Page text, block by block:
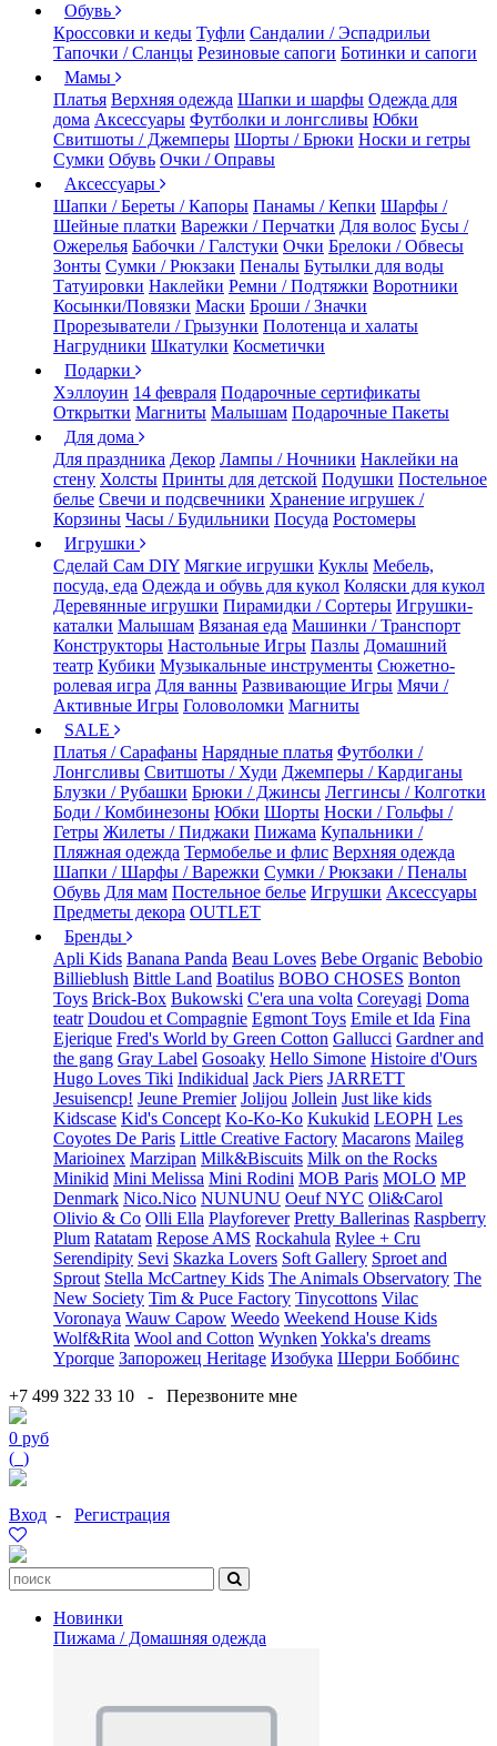
Обувь
Кроссовки и кеды Туфли Сандалии / Эспадрильи
Тапочки / Сланцы Резиновые сапоги Ботинки и сапоги
Мамы
Платья Верхняя одежда Шапки и шарфы Одежда для
дома Аксессуары Футболки и лонгсливы Юбки
Свитшоты / Джемперы Шорты / Брюки Носки и гетры
Сумки Обувь Очки / Оправы
Аксессуары
Шапки / Береты / Капоры Панамы / Кепки Шарфы /
Шейные платки Варежки / Перчатки Для волос Бусы /
Ожерелья Бабочки / Галстуки Очки Брелоки / Обвесы
Зонты Сумки / Рюкзаки Пеналы Бутылки для воды
Татуировки Наклейки Ремни / Подтяжки Воротники
Косынки/Повязки Маски Броши / Значки
Прорезыватели / Грызунки Полотенца и халаты
Нагрудники Шкатулки Косметички
Подарки
Хэллоуин 14 февраля Подарочные сертификаты
Открытки Магниты Малышам Подарочные Пакеты
Для дома
Для праздника Декор Лампы / Ночники Наклейки на
стену Холсты Принты для детской Подушки Постельное
белье Свечи и подсвечники Хранение игрушек /
Корзины Часы / Будильники Посуда Ростомеры
Игрушки
Сделай Сам DIY Мягкие игрушки Куклы Мебель,
посуда, еда Одежда и обувь для кукол Коляски для кукол
Деревянные игрушки Пирамидки / Сортеры Игрушки-
каталки Малышам Вязаная еда Машинки / Транспорт
Конструкторы Настольные Игры Пазлы Домашний
театр Кубики Музыкальные инструменты Сюжетно-
ролевая игра Для ванны Развивающие Игры Мячи /
Активные Игры Головоломки Магниты
SALE
Платья / Сарафаны Нарядные платья Футболки /
Лонгсливы Свитшоты / Худи Джемперы / Кардиганы
Блузки / Рубашки Брюки / Джинсы Леггинсы / Колготки
Боди / Комбинезоны Юбки Шорты Носки / Гольфы /
Гетры Жилеты / Пиджаки Пижама Купальники /
Пляжная одежда Термобелье и флис Верхняя одежда
Шапки / Шарфы / Варежки Сумки / Рюкзаки / Пеналы
Обувь Для мам Постельное белье Игрушки Аксессуары
Предметы декора OUTLET
Бренды
Apli Kids Banana Panda Beau Loves Bebe Organic Bebobio
Billieblush Bittle Land Boatilus BOBO CHOSES Bonton
Toys Brick-Box Bukowski C'era una volta Coreyagi Doma
teatr Doudou et Compagnie Egmont Toys Emile et Ida Fina
Ejerique Fred's World by Green Cotton Gallucci Gardner and
the gang Gray Label Gosoaky Hello Simone Histoire d'Ours
Hugo Loves Tiki Indikidual Jack Piers JARRETT
Jesuisencp! Jeune Premier Jolijou Jollein Just like kids
Kidscase Kid's Concept Ko-Ko-Ko Kukukid LEOPH Les
Coyotes De Paris Little Creative Factory Macarons Maileg
Marioinex Marzipan Milk&Biscuits Milk on the Rocks
Minikid Mini Melissa Mini Rodini MOB Paris MOLO MP
Denmark Nico.Nico NUNUNU Oeuf NYC Oli&Carol
Olivio & Co Olli Ella Playforever Pretty Ballerinas Raspberry
Plum Ratatam Repose AMS Rockahula Rylee + Cru
Serendipity Sevi Skazka Lovers Soft Gallery Sproet and
Sprout Stella McCartney Kids The Animals Observatory The
New Society Tim & Puce Factory Tinycottons Vilac
Voronaya Wauw Capow Weedo Weekend House Kids
Wolf&Rita Wool and Cotton Wynken Yokka's dreams
Yporque Запорожец Heritage Изобука Шерри Боббинс
+7 499 322 33 10 - Перезвоните мне
0 руб
( )
Вход - Регистрация
Новинки
Пижама / Домашняя одежда